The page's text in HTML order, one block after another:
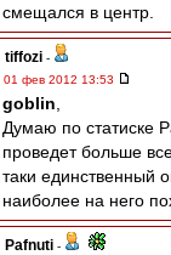
смещался в центр.
tiffozi -
01 фев 2012 13:53
goblin
Думаю по статиске
проведет больше
таки единственный
наиболее на него
Pafnuti -